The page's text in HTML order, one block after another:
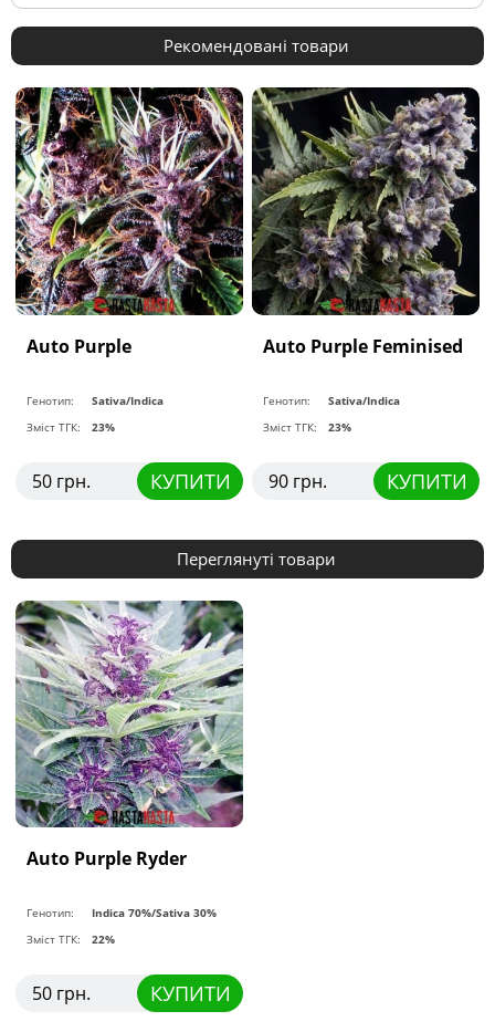
Рекомендовані товари
Auto Purple
Генотип:
Sativa/Indica
Зміст ТГК:
23%
50 грн. КУПИТИ
Auto Purple Feminised
Генотип:
Sativa/Indica
Зміст ТГК:
23%
90 грн. КУПИТИ
Переглянуті товари
Auto Purple Ryder
Генотип:
Indica 70%/Sativa 30%
Зміст ТГК:
22%
50 грн. КУПИТИ